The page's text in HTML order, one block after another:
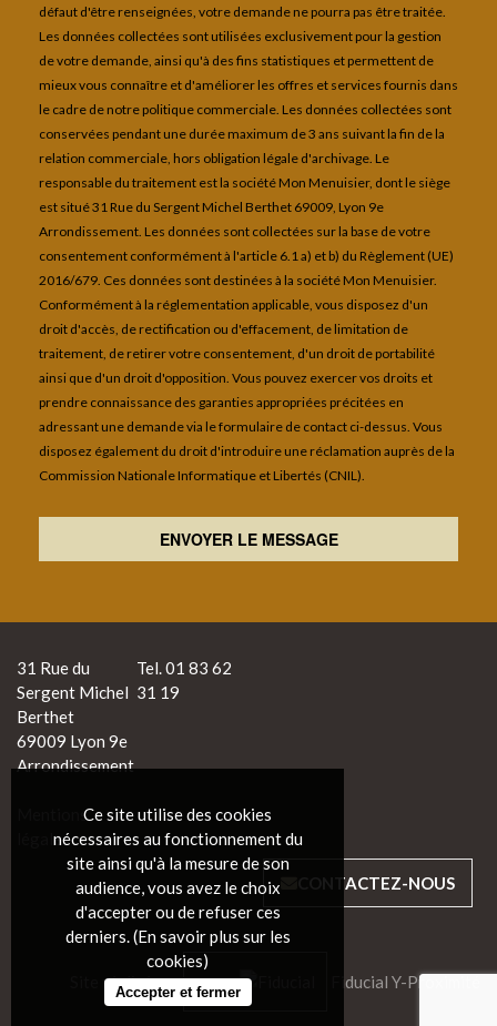
défaut d'être renseignées, votre demande ne pourra pas être traitée.
Les données collectées sont utilisées exclusivement pour la gestion
de votre demande, ainsi qu'à des fins statistiques et permettent de
mieux vous connaître et d'améliorer les offres et services fournis dans
le cadre de notre politique commerciale. Les données collectées sont
conservées pendant une durée maximum de 3 ans suivant la fin de la
relation commerciale, hors obligation légale d'archivage. Le
responsable du traitement est la société Mon Menuisier, dont le siège
est situé 31 Rue du Sergent Michel Berthet 69009, Lyon 9e
Arrondissement. Les données sont collectées sur la base de votre
consentement conformément à l'article 6.1 a) et b) du Règlement (UE)
2016/679. Ces données sont destinées à la société Mon Menuisier.
Conformément à la réglementation applicable, vous disposez d'un
droit d'accès, de rectification ou d'effacement, de limitation de
traitement, de retirer votre consentement, d'un droit de portabilité
ainsi que d'un droit d'opposition. Vous pouvez exercer vos droits et
prendre connaissance des garanties appropriées précitées en
adressant une demande via le formulaire de contact ci-dessus. Vous
disposez également du droit d'introduire une réclamation auprès de la
Commission Nationale Informatique et Libertés (CNIL).
31 Rue du
Sergent Michel
Berthet
69009 Lyon 9e
Arrondissement
Mentions
légales
Tel. 01 83 62
31 19
CONTACTEZ-NOUS
Site réalisé par Fiducial Y-Proximité
Ce site utilise des cookies
nécessaires au fonctionnement du
site ainsi qu'à la mesure de son
audience, vous avez le choix
d'accepter ou de refuser ces
derniers. (En savoir plus sur les
cookies)
Accepter et fermer